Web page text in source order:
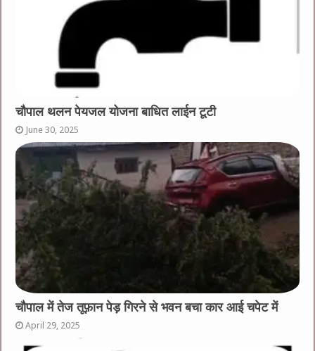
चौपाल थलन पेयजल योजना बाधित लाईन टूटी
June 30, 2025
चौपाल में तेज तूफ़ान पेड़ गिरने से भवन बचा कार आई चपेट में
April 29, 2025